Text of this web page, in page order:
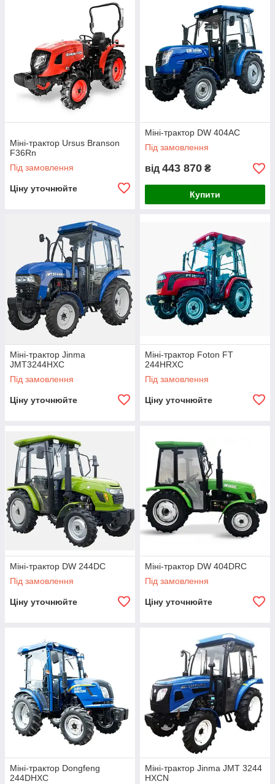
Міні-трактор Ursus Branson
F36Rn
Під замовлення
Ціну уточнюйте
Міні-трактор DW 404АС
Під замовлення
від 443 870 ₴
Купити
Міні-трактор Jinma
JMT3244HXC
Під замовлення
Ціну уточнюйте
Міні-трактор Foton FT
244HRXC
Під замовлення
Ціну уточнюйте
Міні-трактор DW 244DC
Під замовлення
Ціну уточнюйте
Міні-трактор DW 404DRC
Під замовлення
Ціну уточнюйте
Міні-трактор Dongfeng
244DHХC
Міні-трактор Jinma JMT 3244
HXСN